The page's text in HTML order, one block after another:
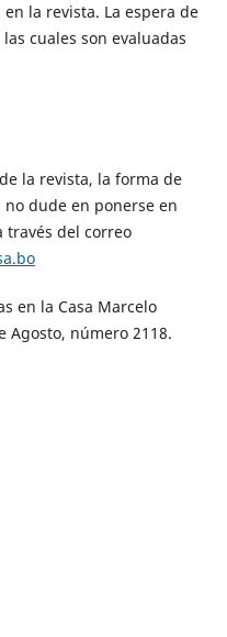
la revista. La espera de
cuales son evaluadas
la revista, la forma de
dude en ponerse en
través del correo
en la Casa Marcelo
Agosto, número 2118.